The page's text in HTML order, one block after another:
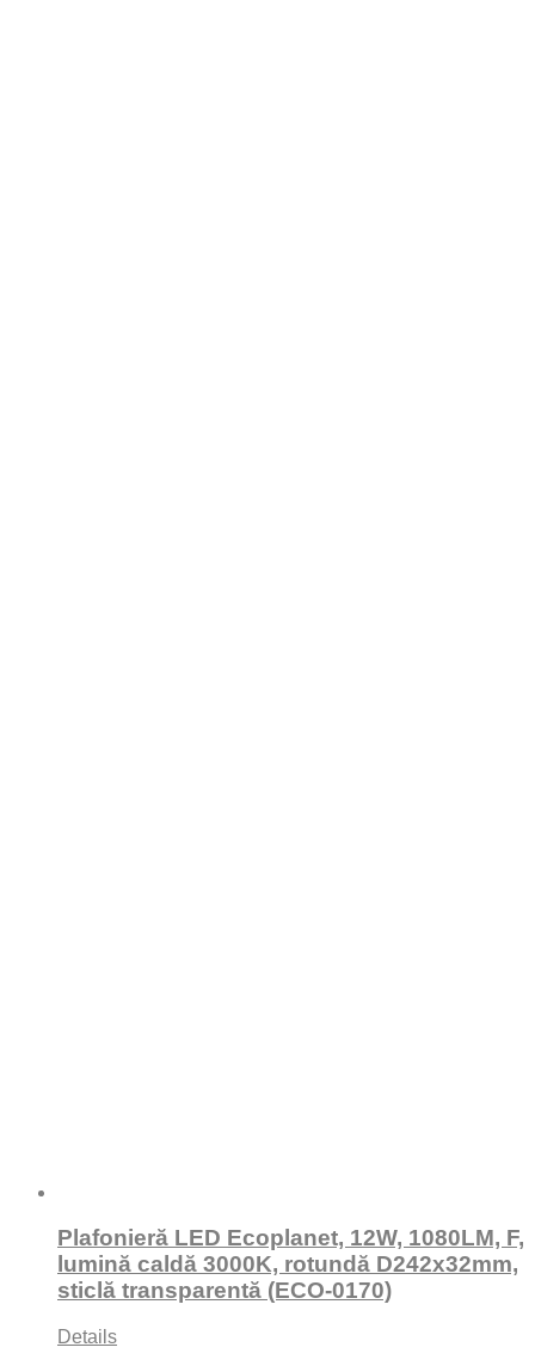
Plafonieră LED Ecoplanet, 12W, 1080LM, F,
lumină caldă 3000K, rotundă D242x32mm,
sticlă transparentă (ECO-0170)
Details